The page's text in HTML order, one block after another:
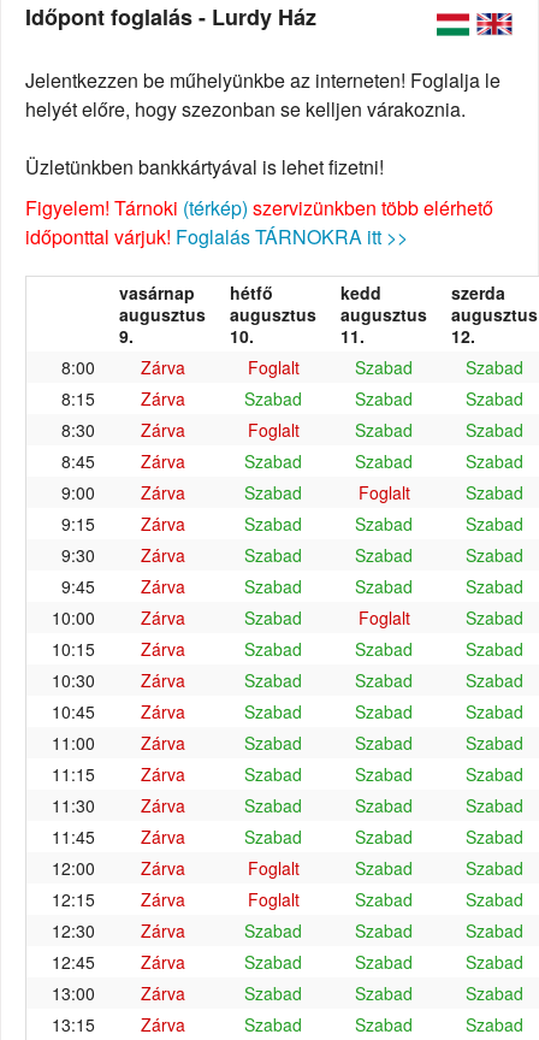
Időpont foglalás - Lurdy Ház
Jelentkezzen be műhelyünkbe az interneten! Foglalja le
helyét előre, hogy szezonban se kelljen várakoznia.
Üzletünkben bankkártyával is lehet fizetni!
Figyelem! Tárnoki (térkép) szervizünkben több elérhető
időponttal várjuk! Foglalás TÁRNOKRA itt >>
vasárnap
augusztus
9.
hétfő
augusztus
10.
kedd
augusztus
11.
szerda
augusztus
12.
8:00
Zárva Foglalt Szabad
Szabad
8:15
Zárva Szabad Szabad
Szabad
8:30
Zárva Foglalt Szabad
Szabad
8:45
Zárva Szabad Szabad
Szabad
9:00
Zárva Szabad Foglalt
Szabad
9:15
Zárva Szabad Szabad
Szabad
9:30
Zárva Szabad Szabad
Szabad
9:45
Zárva Szabad Szabad
Szabad
10:00
Zárva Szabad Foglalt
Szabad
10:15
Zárva Szabad Szabad
Szabad
10:30
Zárva Szabad Szabad
Szabad
10:45
Zárva Szabad Szabad
Szabad
11:00
Zárva Szabad Szabad
Szabad
11:15
Zárva Szabad Szabad
Szabad
11:30
Zárva Szabad Szabad
Szabad
11:45
Zárva Szabad Szabad
Szabad
12:00
Zárva Foglalt Szabad
Szabad
12:15
Zárva Foglalt Szabad
Szabad
12:30
Zárva Szabad Szabad
Szabad
12:45
Zárva Szabad Szabad
Szabad
13:00
Zárva Szabad Szabad
Szabad
13:15
Zárva Szabad Szabad
Szabad